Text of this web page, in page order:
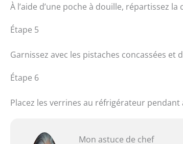
À l’aide d’une poche à douille, répartissez
Étape 5
Garnissez avec les pistaches concassées et
Étape 6
Placez les verrines au réfrigérateur
Mon astuce de chef